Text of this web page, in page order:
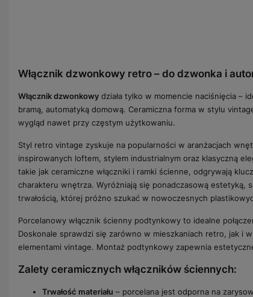
Włącznik dzwonkowy retro – do dzwonka i
Włącznik dzwonkowy działa tylko w momencie naciśnięcia –
bramą, automatyką domową. Ceramiczna forma w stylu
wygląd nawet przy częstym użytkowaniu.
Styl retro vintage zyskuje na popularności w aranżacjach
inspirowanych loftem, stylem industrialnym oraz klasyczną
takie jak ceramiczne włączniki i ramki ścienne, odgrywają
charakteru wnętrza. Wyróżniają się ponadczasową estetyką,
trwałością, której próżno szukać w nowoczesnych
Porcelanowy włącznik ścienny podtynkowy to idealne
Doskonale sprawdzi się zarówno w mieszkaniach retro, jak i
elementami vintage. Montaż podtynkowy zapewnia
Zalety ceramicznych włączników ściennych:
Trwałość materiału – porcelana jest odporna na